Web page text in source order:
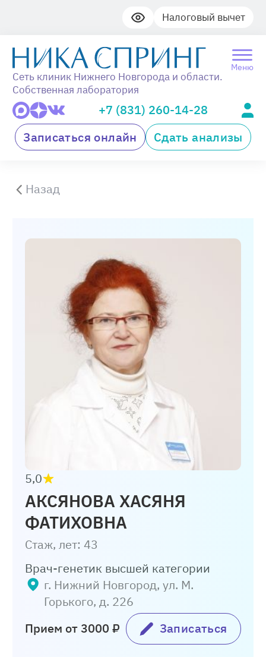
Налоговый вычет
Меню
Сеть клиник Нижнего Новгорода и области.
Собственная лаборатория
+7 (831) 260-14-28
Записаться онлайн
Сдать анализы
Назад
5,0
АКСЯНОВА ХАСЯНЯ
ФАТИХОВНА
Стаж, лет: 43
Врач-генетик высшей категории
г. Нижний Новгород, ул. М.
Горького, д. 226
Прием от 3000 ₽
Записаться